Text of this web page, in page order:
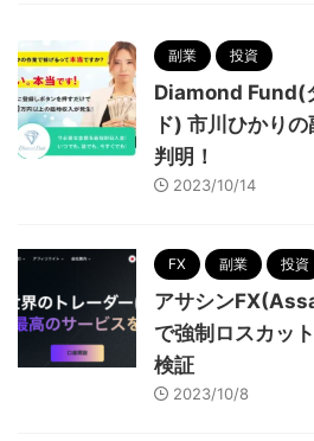
副業 投資
Diamond Fund(
ド) 市川ひかり
判明！
2023/10/14
FX 副業 投資
アサシン
で強制ロスカッ
検証
2023/10/8